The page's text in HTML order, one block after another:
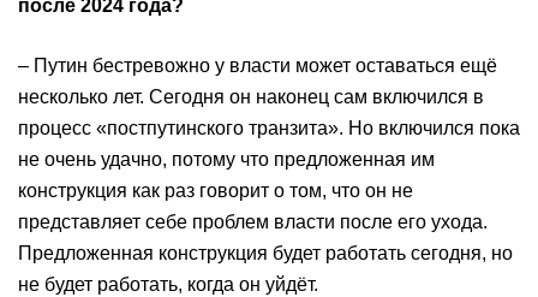
после 2024 года?
– Путин бестревожно у власти может оставаться ещё
несколько лет. Сегодня он наконец сам включился в
процесс «постпутинского транзита». Но включился пока
не очень удачно, потому что предложенная им
конструкция как раз говорит о том, что он не
представляет себе проблем власти после его ухода.
Предложенная конструкция будет работать сегодня, но
не будет работать, когда он уйдёт.